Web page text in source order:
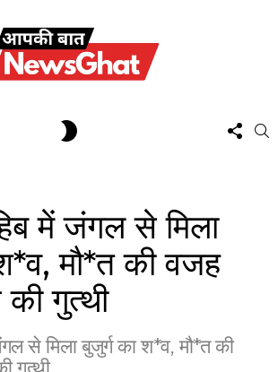
US
में जंगल से मिला
मौ*त की वजह
गुत्थी
से मिला बुजुर्ग का श*व, मौ*त की